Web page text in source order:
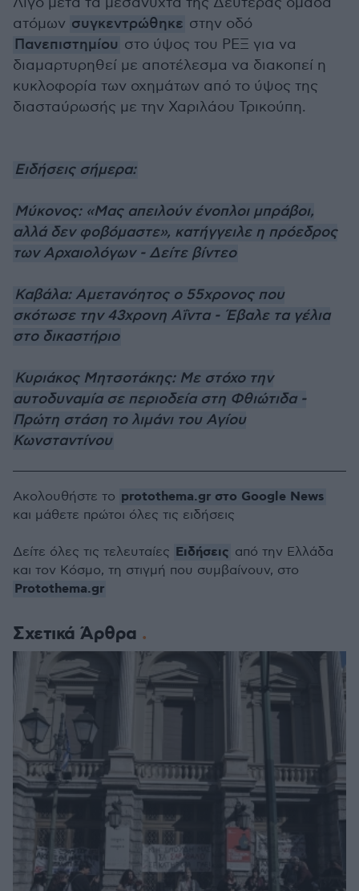
ατόμων συγκεντρώθηκε στην οδό
Πανεπιστημίου στο ύψος του ΡΕΞ για να
διαμαρτυρηθεί με αποτέλεσμα να διακοπεί η
κυκλοφορία των οχημάτων από το ύψος της
διασταύρωσής με την Χαριλάου Τρικούπη.
Ειδήσεις σήμερα:
Μύκονος: «Μας απειλούν ένοπλοι μπράβοι,
αλλά δεν φοβόμαστε», κατήγγειλε η πρόεδρος
των Αρχαιολόγων - Δείτε βίντεο
Καβάλα: Αμετανόητος ο 55χρονος που
σκότωσε την 43χρονη Αΐντα - Έβαλε τα γέλια
στο δικαστήριο
Κυριάκος Μητσοτάκης: Με στόχο την
αυτοδυναμία σε περιοδεία στη Φθιώτιδα -
Πρώτη στάση το λιμάνι του Αγίου
Κωνσταντίνου
Σχετικά Άρθρα
Ακολουθήστε το protothema.gr στο Google News
και μάθετε πρώτοι όλες τις ειδήσεις
Δείτε όλες τις τελευταίες Ειδήσεις από την Ελλάδα
και τον Κόσμο, τη στιγμή που συμβαίνουν, στο
Protothema.gr